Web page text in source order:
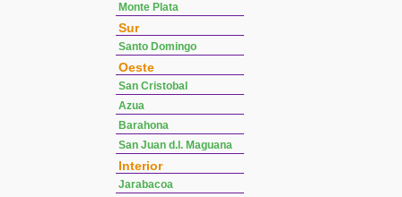
Monte Plata
Sur
Santo Domingo
Oeste
San Cristobal
Azua
Barahona
San Juan d.l. Maguana
Interior
Jarabacoa